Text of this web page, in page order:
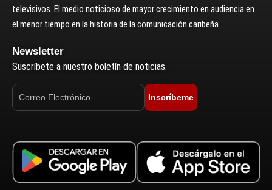
televisivos. El medio noticioso de mayor crecimiento en audiencia en
el menor tiempo en la historia de la comunicación caribeña.
Newsletter
Suscríbete a nuestro boletín de noticias.
Inscríbeme